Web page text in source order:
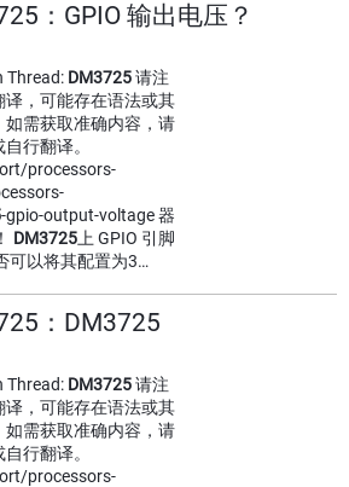
：GPIO 输出电压？
Thread: DM3725请注
，可能存在语法或其
需获取准确内容，请
行翻译。
processors-
-gpio-output-voltage 器
DM3725 上 GPIO 引脚
可以将其配置为3…
：DM3725
Thread: DM3725请注
，可能存在语法或其
需获取准确内容，请
行翻译。
processors-